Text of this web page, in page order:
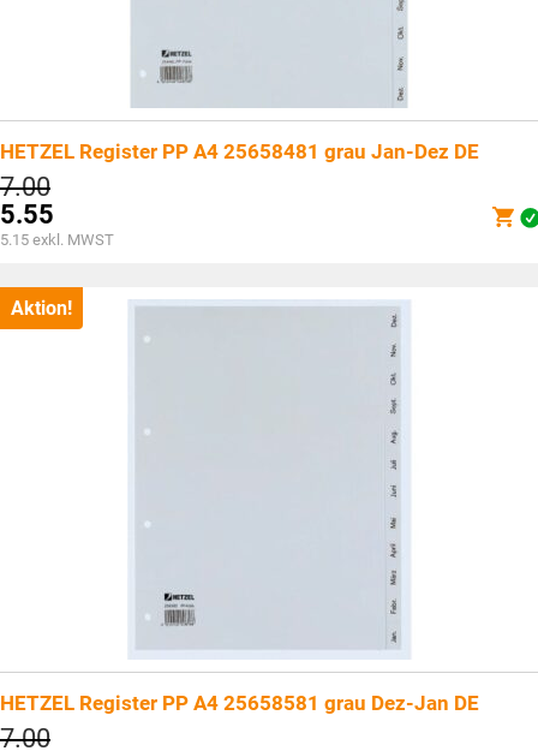
HETZEL Register PP A4 25658481 grau Jan-Dez DE
7.00Ursprünglicher
Preis
war:
CHF7.00
5.55
Aktueller
ist:
CHF5.55.
5.15 exkl. MWST
Aktion!
HETZEL Register PP A4 25658581 grau Dez-Jan DE
7.00Ursprünglicher